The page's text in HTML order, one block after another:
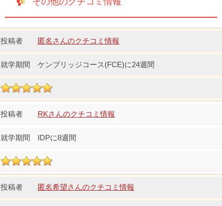
匿名さんのクチコミ情報
ケンブリッジコース(FCE)に24週間
RKさんのクチコミ情報
IDPに8週間
匿名希望さんのクチコミ情報